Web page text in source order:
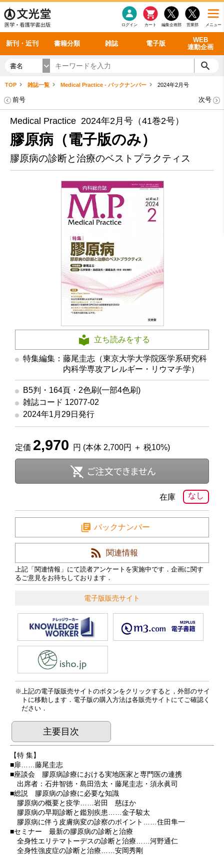
メニュー
営業部
編集企画部
カート
ログイン
新刊・近刊 書籍分類 雑誌 電子版
WEB
連動企画
感染症 老年医学
看護・介護
呼吸器
循環器
シリーズ一覧
雑誌投稿規定
理学療法
雑誌案内・年間購読 最新号 バックナンバー
電子書籍
電子雑誌
書籍「データに基づく臨床動作分析」WEB動画
書籍「眼手術学」WEB動画
書籍「神経症候学 II 改訂第二版」 WEB動画
新刊一覧
今後の発行予定
書名
TOP 雑誌一覧 Medical Practice - バックナンバー 2024年2月号
前号 次号
Medical Practice 2024年2月号（41巻2号）
膠原病（電子版のみ）
膠原病の診断と治療のベストプラクティス
立ち読みをする
特集編集：藤尾圭志（東京大学大学院医学系研究科
内科学専攻アレルギー・リウマチ学）
B5判・164頁・2色刷(一部4色刷)
雑誌コード 12077-02
2024年1月29日発行
定価 2,970 円 (本体 2,700円 ＋ 税10%)
なし
在庫
バックナンバー
関連情報
上記「関連情報」にて読者アンケートを実施中です．企画に関す
るご意見をお待ちしております．
電子版販売サイト
上記の電子版販売サイトのボタンをクリックすると，外部のサイ
トに移動します．電子版の購入方法は各販売サイトにてご確認く
ださい．
主要目次
【特 集】
■扉……藤尾圭志
■座談会 膠原病診療における実地医家と専門医の連携
出席者：石井智徳・島田浩太・藤尾圭志・須永眞司
■総説 膠原病の診療に必要な知識
膠原病の概要と疫学……岩田 慈ほか
膠原病の早期診断と鑑別疾患……金子駿太
膠原病に伴う皮膚病変の診察のポイント……住田隼一
■セミナー 最新の膠原病の診断と治療
全身性エリテマトーデスの診断と治療……河野通仁
全身性強皮症の診断と治療……安岡秀剛